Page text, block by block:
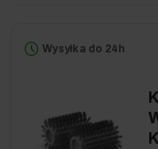
Wysyłka do 24h